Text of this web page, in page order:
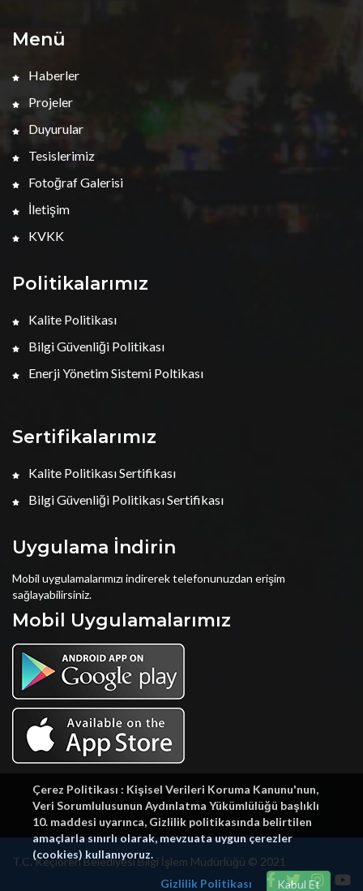
Menü
Haberler
Projeler
Duyurular
Tesislerimiz
Fotoğraf Galerisi
İletişim
KVKK
Politikalarımız
Kalite Politikası
Bilgi Güvenliği Politikası
Enerji Yönetim Sistemi Poltikası
Sertifikalarımız
Kalite Politikası Sertifikası
Bilgi Güvenliği Politikası Sertifikası
Uygulama İndirin
Mobil uygulamalarımızı indirerek telefonunuzdan erişim
sağlayabilirsiniz.
Mobil Uygulamalarımız
T.C. Keçiören Belediyesi Bilgi İşlem Müdürlüğü © 2021
Çerez Politikası : Kişisel Verileri Koruma Kanunu'nun,
Veri Sorumlulusunun Aydınlatma Yükümlülüğü başlıklı
10. maddesi uyarınca, Gizlilik politikasında belirtilen
amaçlarla sınırlı olarak, mevzuata uygun çerezler
(cookies) kullanıyoruz.
Gizlilik Politikası